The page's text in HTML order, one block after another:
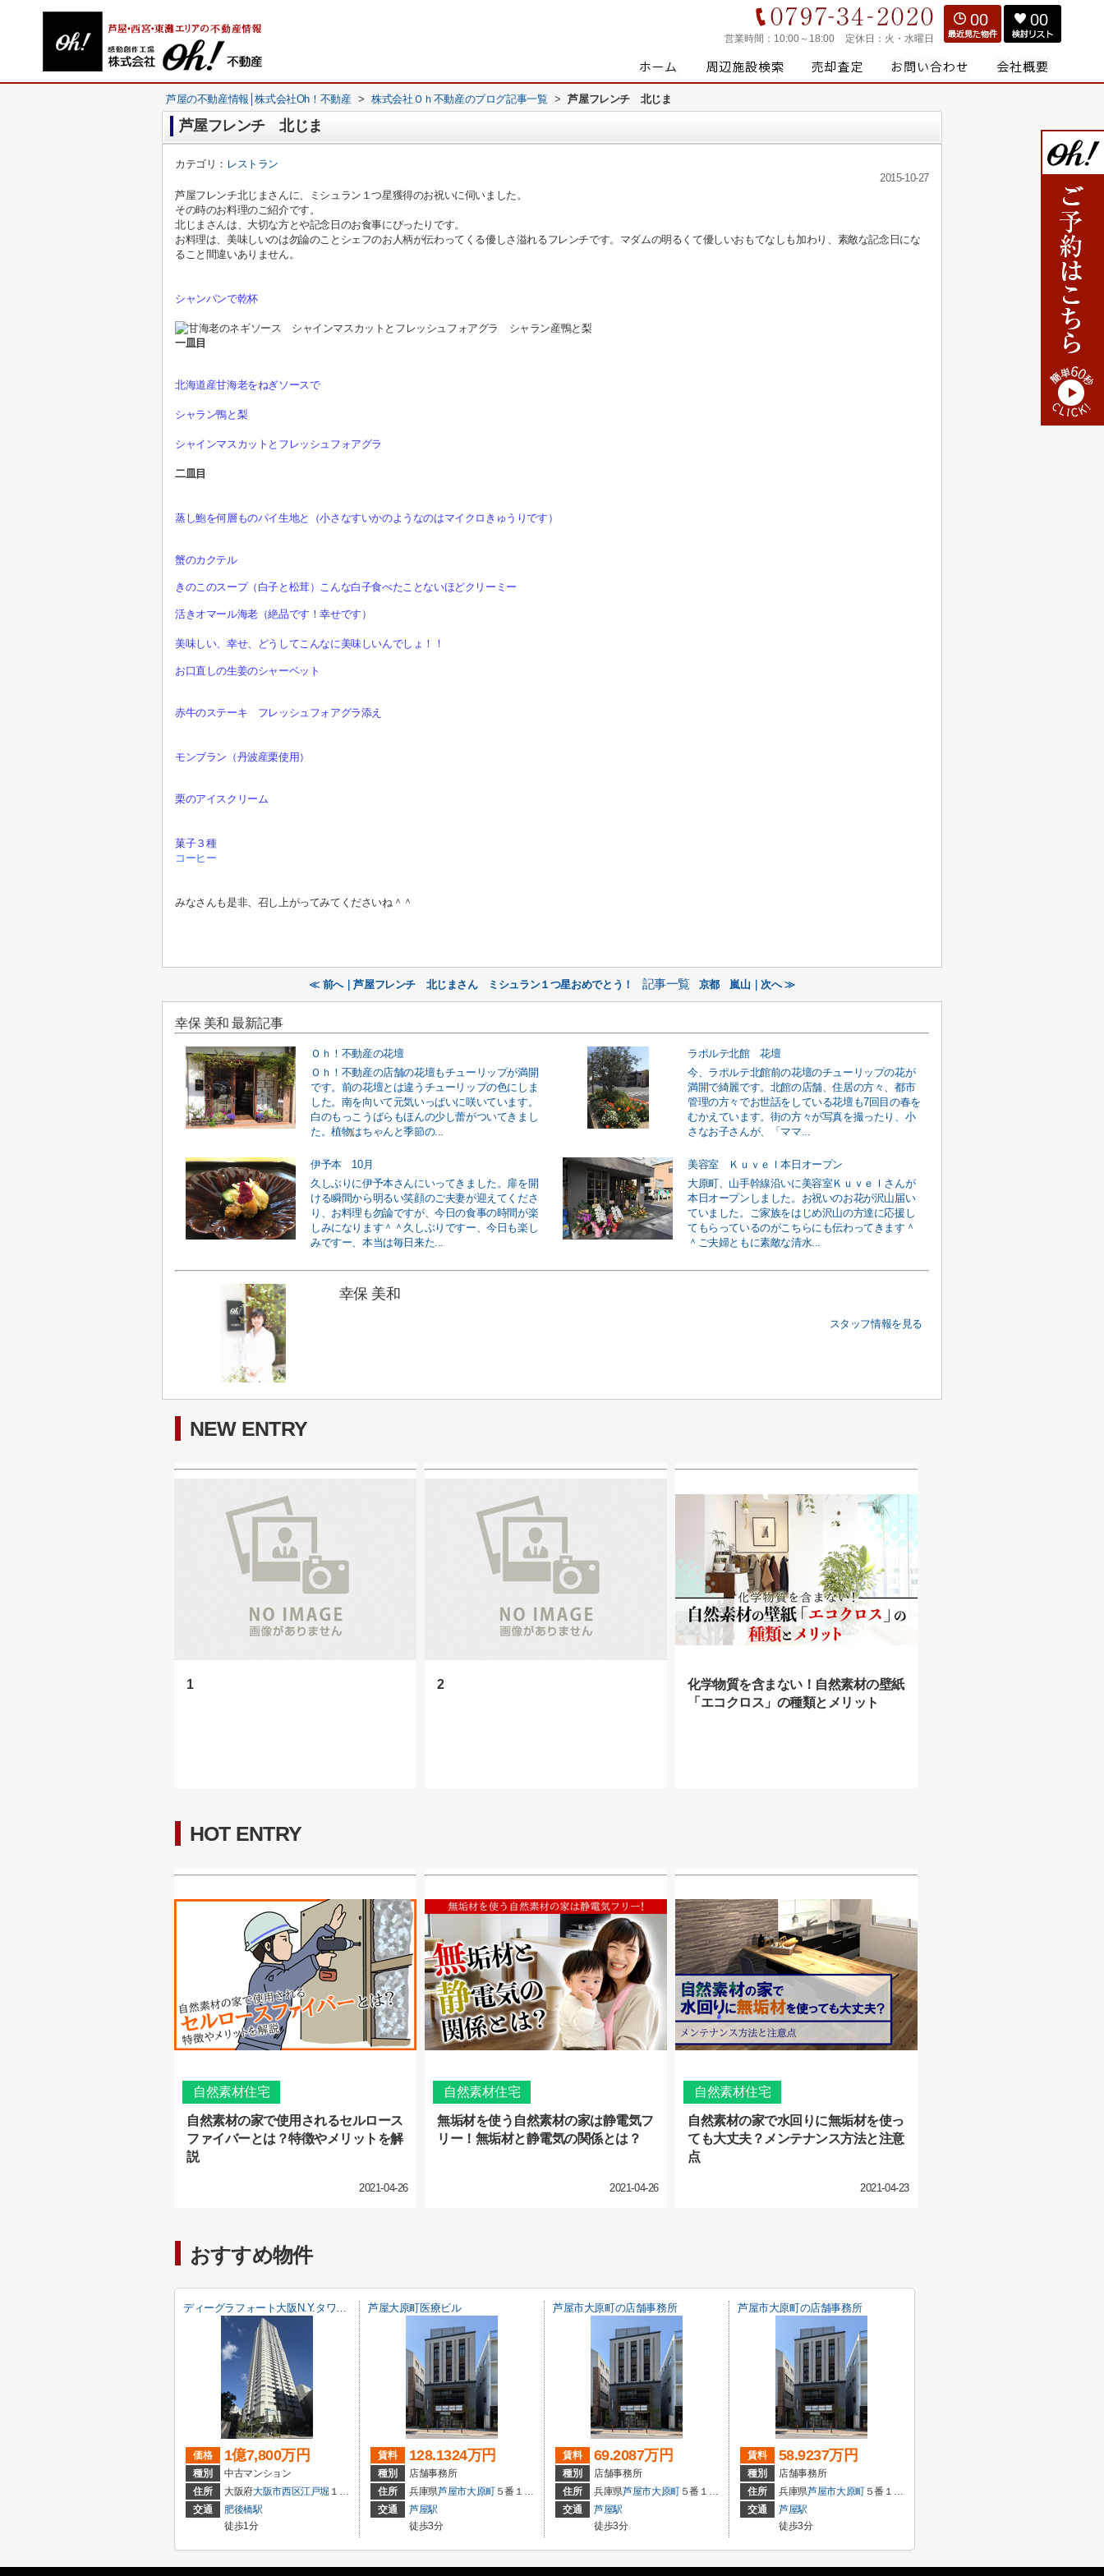
営業時間： 10:00～18:00 定休日： 火・水曜日
00 00
芦屋の不動産情報│株式会社Oh！不動産 > 株式会社Ｏｈ不動産のブログ記事一覧 > 芦屋フレンチ 北じま
芦屋フレンチ 北じま
カテゴリ： レストラン
2015-10-27
芦屋フレンチ北じまさんに、ミシュラン１つ星獲得のお祝いに伺いました。
その時のお料理のご紹介です。
北じまさんは、大切な方とや記念日のお食事にぴったりです。
お料理は、美味しいのは勿論のことシェフのお人柄が伝わってくる優しさ溢れるフレンチです。マダムの明るくて優しいおもてなしも加わり、素敵な記念日にな
ること間違いありません。
シャンパンで乾杯
一皿目
北海道産甘海老をねぎソースで
シャラン鴨と梨
シャインマスカットとフレッシュフォアグラ
二皿目
蒸し鮑を何層ものパイ生地と（小さなすいかのようなのはマイクロきゅうりです）
蟹のカクテル
きのこのスープ（白子と松茸）こんな白子食べたことないほどクリーミー
活きオマール海老（絶品です！幸せです）
美味しい、幸せ、どうしてこんなに美味しいんでしょ！！
お口直しの生姜のシャーベット
赤牛のステーキ フレッシュフォアグラ添え
モンブラン（丹波産栗使用）
栗のアイスクリーム
菓子３種
コーヒー
みなさんも是非、召し上がってみてくださいね＾＾
≪ 前へ｜芦屋フレンチ 北じまさん ミシュラン１つ星おめでとう！ 記事一覧 京都 嵐山｜次へ ≫
幸保 美和 最新記事
Ｏｈ！不動産の花壇
Ｏｈ！不動産の店舗の花壇もチューリップが満開
です。前の花壇とは違うチューリップの色にしま
した。南を向いて元気いっぱいに咲いています。
白のもっこうばらもほんの少し蕾がついてきまし
た。植物はちゃんと季節の...
ラポルテ北館 花壇
今、ラポルテ北館前の花壇のチューリップの花が
満開で綺麗です。北館の店舗、住居の方々、都市
管理の方々でお世話をしている花壇も7回目の春を
むかえています。街の方々が写真を撮ったり、小
さなお子さんが、「ママ...
伊予本 10月
久しぶりに伊予本さんにいってきました。扉を開
ける瞬間から明るい笑顔のご夫妻が迎えてくださ
り、お料理も勿論ですが、今日の食事の時間が楽
しみになります＾＾久しぶりですー、今日も楽し
みですー、本当は毎日来た...
美容室 Ｋｕｖｅｌ本日オープン
大原町、山手幹線沿いに美容室Ｋｕｖｅｌさんが
本日オープンしました。お祝いのお花が沢山届い
ていました。ご家族をはじめ沢山の方達に応援し
てもらっているのがこちらにも伝わってきます＾
＾ご夫婦ともに素敵な清水...
幸保 美和
スタッフ情報を見る
NEW ENTRY
1 2
化学物質を含まない！自然素材の壁紙
「エコクロス」の種類とメリット
HOT ENTRY
自然素材住宅
自然素材の家で使用されるセルロース
ファイバーとは？特徴やメリットを解
説
2021-04-26
自然素材住宅
無垢材を使う自然素材の家は静電気フ
リー！無垢材と静電気の関係とは？
2021-04-26
自然素材住宅
自然素材の家で水回りに無垢材を使っ
ても大丈夫？メンテナンス方法と注意
点
2021-04-23
おすすめ物件
ディーグラフォート大阪N.Y.タワーHIGOBASI
価格 1億7,800万円
種別
中古マンション
住所
大阪府大阪市西区江戸堀 １丁目6-17
交通
肥後橋駅
徒歩1分
芦屋大原町医療ビル
賃料 128.1324万円
種別
店舗事務所
住所
兵庫県芦屋市大原町５番１９号
交通
芦屋駅
徒歩3分
芦屋市大原町の店舗事務所
賃料 69.2087万円
種別
店舗事務所
住所
兵庫県芦屋市大原町５番１９号
交通
芦屋駅
徒歩3分
芦屋市大原町の店舗事務所
賃料 58.9237万円
種別
店舗事務所
住所
兵庫県芦屋市大原町５番１９号
交通
芦屋駅
徒歩3分